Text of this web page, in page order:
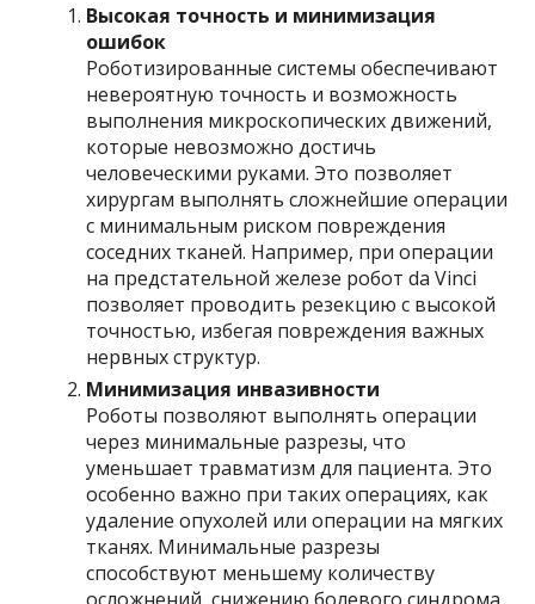
Высокая точность и минимизация
ошибок
Роботизированные системы обеспечивают
невероятную точность и возможность
выполнения микроскопических движений,
которые невозможно достичь
человеческими руками. Это позволяет
хирургам выполнять сложнейшие операции
с минимальным риском повреждения
соседних тканей. Например, при операции
на предстательной железе робот da Vinci
позволяет проводить резекцию с высокой
точностью, избегая повреждения важных
нервных структур.
Минимизация инвазивности
Роботы позволяют выполнять операции
через минимальные разрезы, что
уменьшает травматизм для пациента. Это
особенно важно при таких операциях, как
удаление опухолей или операции на мягких
тканях. Минимальные разрезы
способствуют меньшему количеству
осложнений, снижению болевого синдрома